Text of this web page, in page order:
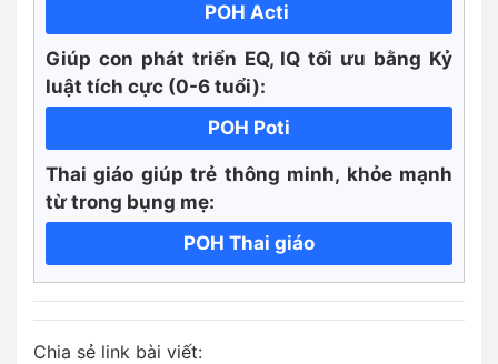
POH Acti
Giúp con phát triển EQ, IQ tối ưu bằng Kỷ
luật tích cực (0-6 tuổi):
POH Poti
Thai giáo giúp trẻ thông minh, khỏe mạnh
từ trong bụng mẹ:
POH Thai giáo
Chia sẻ link bài viết: